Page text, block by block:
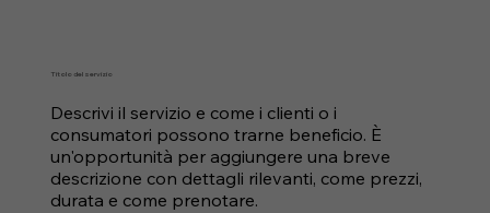
Titolo del servizio
Descrivi il servizio e come i clienti o i
consumatori possono trarne beneficio. È
un'opportunità per aggiungere una breve
descrizione con dettagli rilevanti, come prezzi,
durata e come prenotare.